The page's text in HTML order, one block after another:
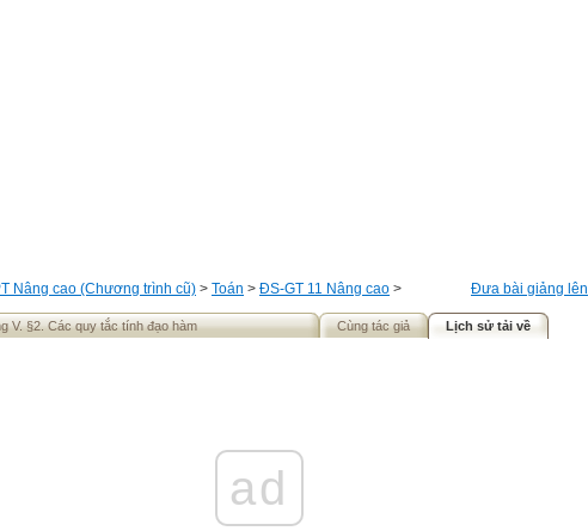
Đưa bài giảng lên
Nâng cao (Chương trình cũ) > Toán > ĐS-GT 11 Nâng cao >
V. §2. Các quy tắc tính đạo hàm Cùng tác giả Lịch sử tải về
ad